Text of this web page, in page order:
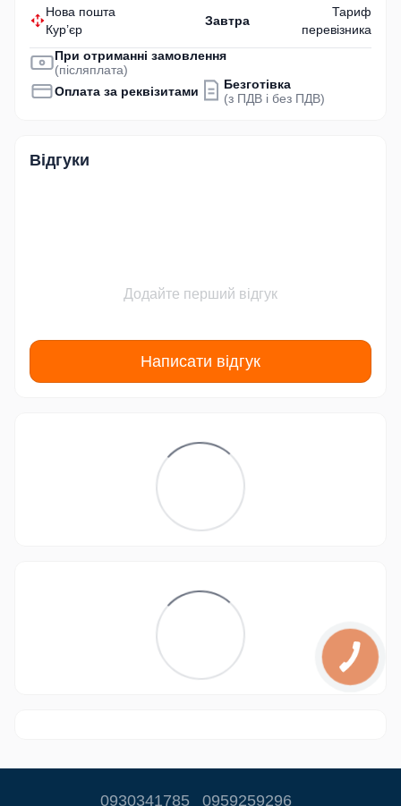
Нова пошта
Кур’єр
Завтра
Тариф
перевізника
При отриманні замовлення
(післяплата)
Оплата за реквізитами
Безготівка
(з ПДВ і без ПДВ)
Відгуки
Додайте перший відгук
Написати відгук
0930341785 0959259296